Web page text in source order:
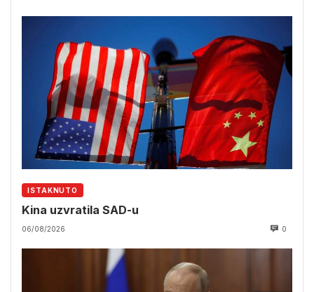
ISTAKNUTO
Kina uzvratila SAD-u
06/08/2026 0